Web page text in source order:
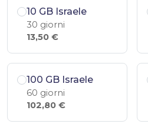
10 GB Israele
30 giorni
13,50 €
100 GB Israele
60 giorni
102,80 €